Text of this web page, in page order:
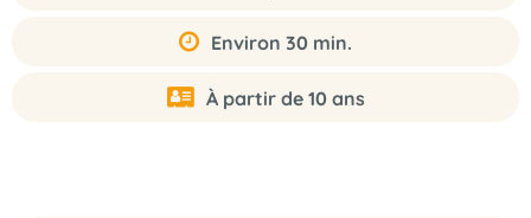
Environ 30 min.
À partir de 10 ans